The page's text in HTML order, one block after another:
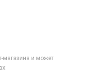
магазина и может